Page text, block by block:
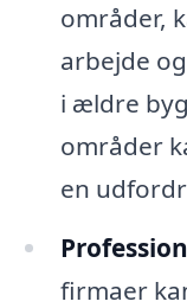
områder,
arbejde
i ældre
områder
en
firmaer